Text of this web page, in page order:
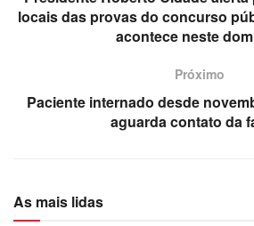
locais das provas do concurso
acontece neste
Próximo
Paciente internado desde
aguarda contato da
As mais lidas